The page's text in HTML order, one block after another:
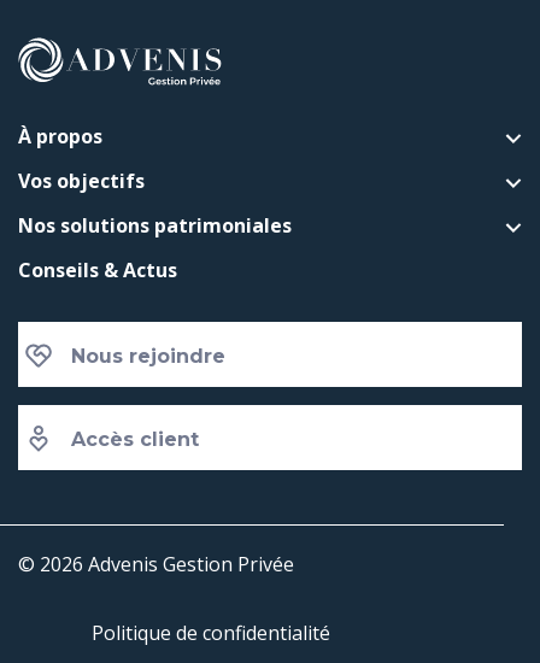
À propos
Vos objectifs
Nos solutions patrimoniales
Conseils & Actus
Nous rejoindre
Accès client
© 2026 Advenis Gestion Privée
Politique de confidentialité